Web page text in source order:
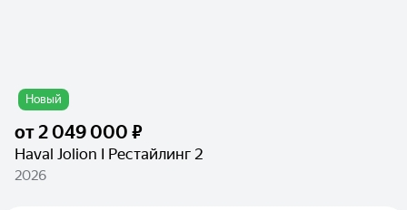
Новый
от2 049 000 ₽
Haval Jolion I Рестайлинг 2
2026